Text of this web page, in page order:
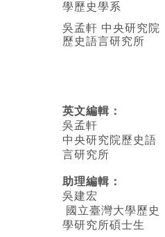
學歷史學系
吳孟軒 中央研究院
歷史語言研究所
英文編輯 ：
吳孟軒
中央研究院歷史語
言研究所
助理編輯：
吳建宏
國立臺灣大學歷史
學研究所碩士生